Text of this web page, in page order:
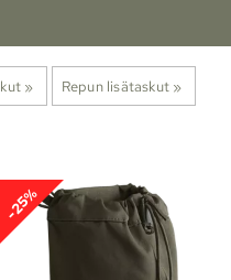
‪» Repun lisätaskut ‪»
-25%